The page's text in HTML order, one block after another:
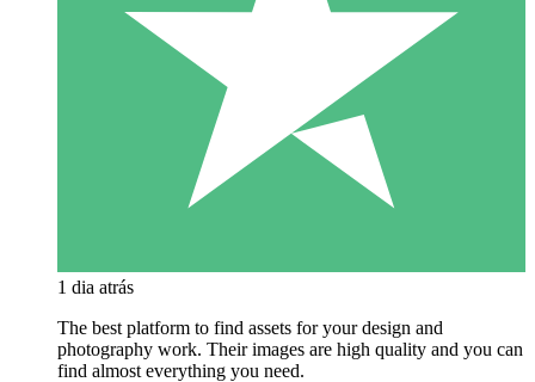
1 dia atrás
The best platform to find assets for your design and
photography work. Their images are high quality and you can
find almost everything you need.